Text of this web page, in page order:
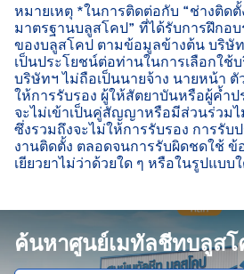
หมายเหตุ *ในการติดต่อกับ “ช่างติด
มาตรฐานบลูสโคป” ที่ได้รับการฝึกอ
ของบลูสโคป ตามข้อมูลข้างต้น บริษั
เป็นประโยชน์ต่อท่านในการเลือกใช้
บริษัทฯ ไม่ถือเป็นนายจ้าง นายหน้า
ให้การรับรอง ผู้ให้สัตยาบันหรือผู้ค้ำ
จะไม่เข้าเป็นคู่สัญญาหรือมีส่วนร่วมไ
ซึ่งรวมถึงจะไม่ให้การรับรอง การรับ
งานติดตั้ง ตลอดจนการรับผิดชดใช้ ข้
เยียวยาไม่ว่าด้วยใด ๆ หรือในรูปแบบ
ค้นหาศูนย์เมทัลชีทบลูส